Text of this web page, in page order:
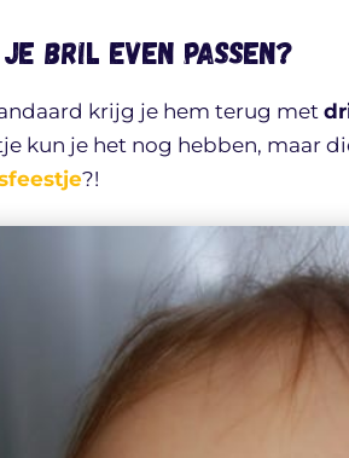
je bril even passen?
krijg je hem terug met
kun je het nog hebben, maar
?!